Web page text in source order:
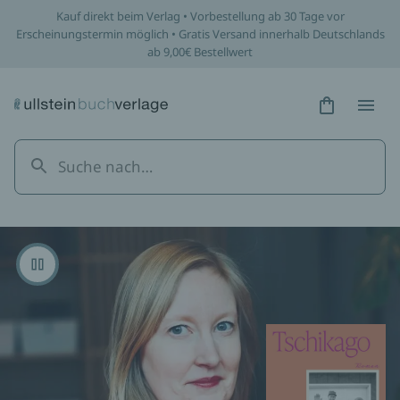
Kauf direkt beim Verlag • Vorbestellung ab 30 Tage vor
Erscheinungstermin möglich • Gratis Versand innerhalb Deutschlands
ab 9,00€ Bestellwert
Hidden
Pausieren